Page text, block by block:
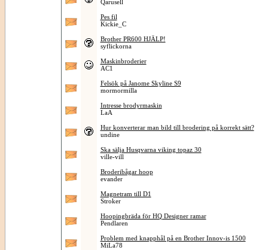
Qarusell
Pes fil
Kickie_C
Brother PR600 HJÄLP!
syflickorna
Maskinbroderier
AC1
Felsök på Janome Skyline S9
mormormilla
Intresse brodyrmaskin
LaA
Hur konverterar man bild till brodering på korrekt sätt?
undine
Ska sälja Husqvarna viking topaz 30
ville-vill
Broderibågar hoop
evander
Magnetram till D1
Stroker
Hoopingbräda för HQ Designer ramar
Pendlaren
Problem med knapphål på en Brother Innov-is 1500
MiLa78